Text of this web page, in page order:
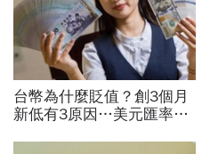
台幣為什麼貶值？創3個月
新低有3原因…美元匯率接